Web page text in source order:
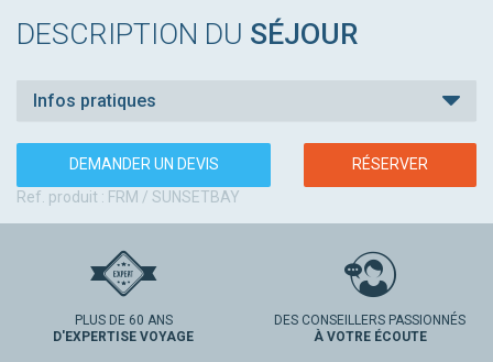
DESCRIPTION DU SÉJOUR
Infos pratiques
DEMANDER UN DEVIS
RÉSERVER
Ref. produit : FRM / SUNSETBAY
PLUS DE 60 ANS
D'EXPERTISE VOYAGE
DES CONSEILLERS PASSIONNÉS
À VOTRE ÉCOUTE